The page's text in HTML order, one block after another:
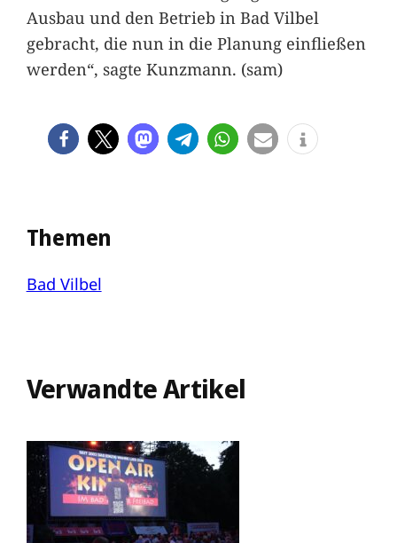
Ausbau und den Betrieb in Bad Vilbel
gebracht, die nun in die Planung einfließen
werden“, sagte Kunzmann. (sam)
Themen
Bad Vilbel
Verwandte Artikel